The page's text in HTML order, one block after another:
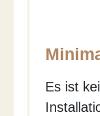
Es ist